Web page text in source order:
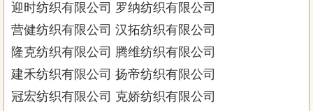
迎时纺织有限公司 罗纳纺织有限公司
营健纺织有限公司 汉拓纺织有限公司
隆克纺织有限公司 腾维纺织有限公司
建禾纺织有限公司 扬帝纺织有限公司
冠宏纺织有限公司 克娇纺织有限公司